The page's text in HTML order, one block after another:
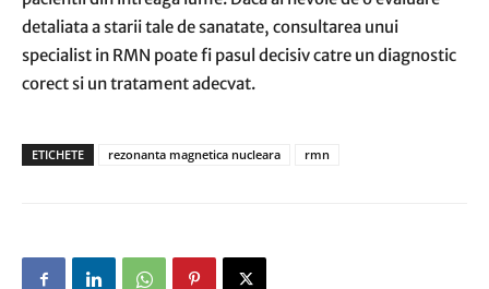
detaliata a starii tale de sanatate, consultarea unui
specialist in RMN poate fi pasul decisiv catre un diagnostic
corect si un tratament adecvat.
ETICHETE rezonanta magnetica nucleara rmn